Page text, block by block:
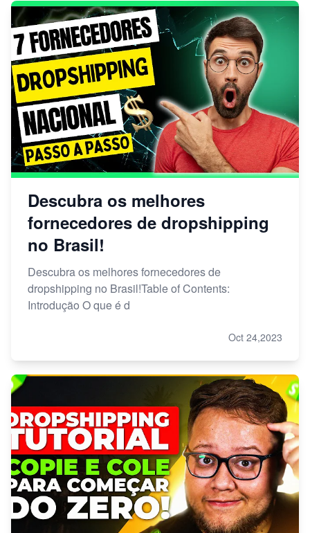
Descubra os melhores
fornecedores de dropshipping
no Brasil!
Descubra os melhores fornecedores de
dropshipping no Brasil!Table of Contents:
Introdução O que é d
Oct 24,2023